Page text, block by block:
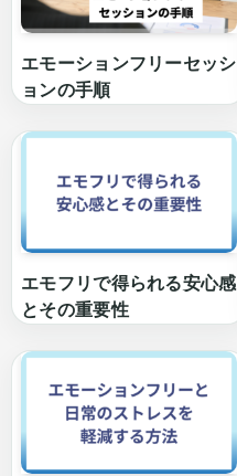
エモーションフリーセッシ
ョンの手順
エモフリで得られる安心感
とその重要性